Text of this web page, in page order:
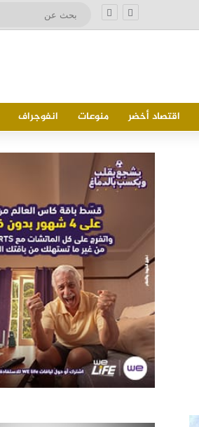
اقتصاد أخضر منوعات انفوجراف